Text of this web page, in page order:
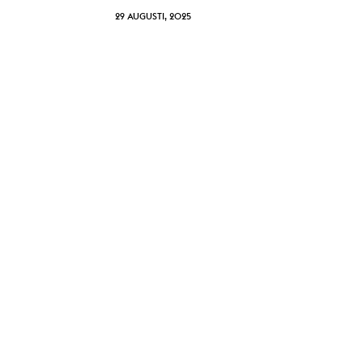
29 AUGUSTI, 2025